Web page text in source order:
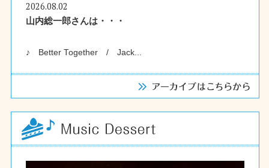
2026.08.02
山内総一郎さんは・・・
♪ Better Together / Jack...